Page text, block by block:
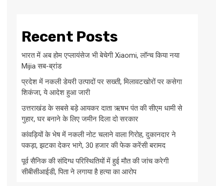
Recent Posts
भारत में अब होम एप्लायंसेज भी बेचेगी Xiaomi, लॉन्च किया नया
Mijia सब-ब्रांड
प्रदेश में नकली डेयरी उत्पादों पर सख्ती, मिलावटखोरों पर कसेगा
शिकंजा, ये आदेश हुआ जारी
उत्तराखंड के सबसे बड़े आयकर दाता ऋषभ पंत की सीएम धामी से
गुहार, घर बनाने के लिए जमीन दिला दो सरकार
कांवड़ियों के भेष में नकली नोट चलाने वाला गिरोह, दुकानदार ने
पकड़ा, झटका देकर भागे, 30 हजार की फेक करेंसी बरामद
पूर्व सैनिक की संदिग्ध परिस्थितियों में हुई मौत की जांच करेगी
सीबीसीआईडी, पिता ने लगाया है हत्या का आरोप